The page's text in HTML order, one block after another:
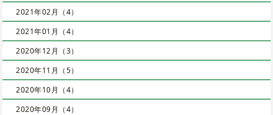
2021年02月（4）
2021年01月（4）
2020年12月（3）
2020年11月（5）
2020年10月（4）
2020年09月（4）